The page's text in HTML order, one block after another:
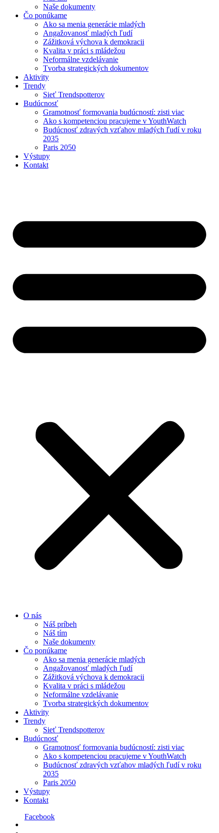
Naše dokumenty
Čo ponúkame
Ako sa menia generácie mladých
Angažovanosť mladých ľudí
Zážitková výchova k demokracii
Kvalita v práci s mládežou
Neformálne vzdelávanie
Tvorba strategických dokumentov
Aktivity
Trendy
Sieť Trendspotterov
Budúcnosť
Gramotnosť formovania budúcností: zisti viac
Ako s kompetenciou pracujeme v YouthWatch
Budúcnosť zdravých vzťahov mladých ľudí v roku
2035
Paris 2050
Výstupy
Kontakt
O nás
Náš príbeh
Náš tím
Naše dokumenty
Čo ponúkame
Ako sa menia generácie mladých
Angažovanosť mladých ľudí
Zážitková výchova k demokracii
Kvalita v práci s mládežou
Neformálne vzdelávanie
Tvorba strategických dokumentov
Aktivity
Trendy
Sieť Trendspotterov
Budúcnosť
Gramotnosť formovania budúcností: zisti viac
Ako s kompetenciou pracujeme v YouthWatch
Budúcnosť zdravých vzťahov mladých ľudí v roku
2035
Paris 2050
Výstupy
Kontakt
Facebook